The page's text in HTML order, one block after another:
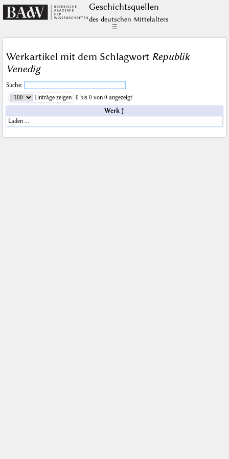
Geschichts­quellen
des deutschen Mittelalters
☰
Werkartikel mit dem Schlagwort Republik
Venedig
Suche:
Einträge zeigen
0 bis 0 von 0 angezeigt
Werk
Laden …